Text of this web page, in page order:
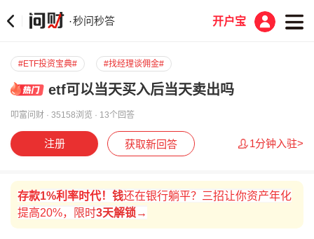
·秒问秒答 开户宝
#ETF投资宝典# #找经理谈佣金#
etf可以当天买入后当天卖出吗
叩富问财 · 35158浏览 · 13个回答
注册 获取新回答 1分钟入驻>
存款1%利率时代！ 钱还在银行躺平？三招让你资产年化
提高20%， 限时3天解锁→